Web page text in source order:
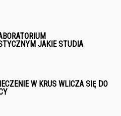
JAKIE STUDIA
W KRUS WLICZA SIĘ DO